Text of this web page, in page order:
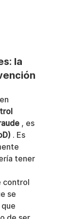
la
, es
. Es
tener
control
se